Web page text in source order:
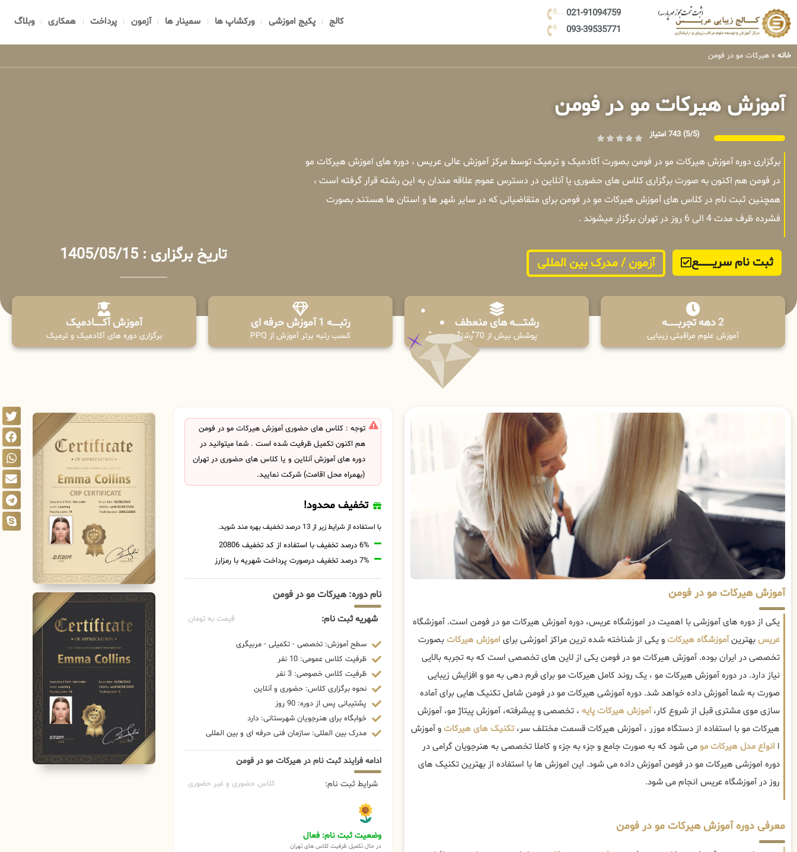
021-91094759
093-39535771
کالج پکیج اموزشی ورکشاپ ها سمینار ها آزمون پرداخت همکاری وبلاگ
خانه » هیرکات مو در فومن
آموزش هیرکات مو در فومن
(5/5) 743 امتیاز
برگزاری دوره آموزش هیرکات مو در فومن بصورت آکادمیک و ترمیک توسط مرکز آموزش عالی عریس ، دوره های اموزش هیرکات مو
در فومن هم اکنون به صورت برگزاری کلاس های حضوری یا آنلاین در دسترس عموم علاقه مندان به این رشته قرار گرفته است ،
همچنین ثبت نام در کلاس های آموزش هیرکات مو در فومن برای متقاضیانی که در سایر شهر ها و استان ها هستند بصورت
فشرده ظرف مدت 4 الی 6 روز در تهران برگزار میشوند .
ثبت نام سریــــــــــــع آزمون / مدرک بین المللی تاریخ برگزاری : 1405/05/15
2 دهه تجربـــــــــه
آموزش علوم مراقبتی زیبایی
رشتـــــــه های منعطف
پوشش بیش از 70 رشته
رتبــــــه 1 آموزش حرفه ای
کسب رتبه برتر آموزش از PPQ
آموزش آکـــــــادمیک
برگزاری دوره های آکادمیک و ترمیک
آموزش هیرکات مو در فومن
یکی از دوره های آموزشی با اهمیت در اموزشگاه عریس، دوره آموزش هیرکات مو در فومن است. آموزشگاه
عریسبهترینآموزشگاه هیرکاتو یکی از شناخته شده ترین مراکز آموزشی برای اموزش هیرکاتبصورت
تخصصی در ایران بوده. آموزش هیرکات مو در فومن یکی از لاین های تخصصی است که به تجربه بالایی
نیاز دارد. در دوره آموزش هیرکات مو ، یک روند کامل هیرکات مو برای فرم دهی به مو و افزایش زیبایی
صورت به شما آموزش داده خواهد شد. دوره آموزشی هیرکات مو در فومن شامل تکنیک هایی برای آماده
سازی موی مشتری قبل از شروع کار،آموزش هیرکات پایه ، تخصصی و پیشرفته، آموزش پیتاژ مو، آموزش
هیرکات مو با استفاده از دستگاه موزر ، آموزش هیرکات قسمت مختلف سر،تکنیک های هیرکاتو آموزش
ا انواع مدل هیرکات مومی شود که به صورت جامع و جزء به جزء و کاملا تخصصی به هنرجویان گرامی در
دوره اموزشی هیرکات مو در فومن آموزش داده می شود. این اموزش ها با استفاده از بهترین تکنیک های
روز در آموزشگاه عریس انجام می شود.
معرفی دوره آموزش هیرکات مو در فومن
توجه : کلاس های حضوری آموزش هیرکات مو در فومن
هم اکنون تکمیل ظرفیت شده است . شما میتوانید در
دوره های آموزش آنلاین و یا کلاس های حضوری در تهران
(بهمراه محل اقامت) شرکت نمایید.
تخفیف محدود!
با استفاده از شرایط زیر از 13 درصد تخفیف بهره مند شوید.
6% درصد تخفیف با استفاده از کد تخفیف 20806
7% درصد تخفیف درصورت پرداخت شهریه با رمزارز
نام دوره: هیرکات مو در فومن
شهریه ثبت نام: قیمت به تومان
سطح آموزش: تخصصی - تکمیلی - مربیگری
ظرفیت کلاس عمومی: 10 نفر
ظرفیت کلاس خصوصی: 3 نفر
نحوه برگزاری کلاس: حضوری و آنلاین
پشتیبانی پس از دوره: 90 روز
خوابگاه برای هنرجویان شهرستانی: دارد
مدرک بین المللی: سازمان فنی حرفه ای و بین المللی
ادامه فرایند ثبت نام در هیرکات مو در فومن
شرایط ثبت نام: کلاس حضوری و غیر حضوری
وضعیت ثبت نام: فعال
در حال تکمیل ظرفیت کلاس های تهران